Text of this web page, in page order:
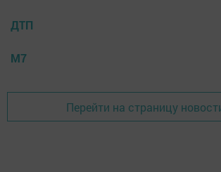
ДТП
М7
Перейти на страницу